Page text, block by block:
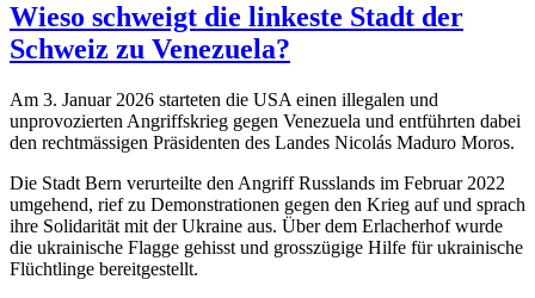
Wieso schweigt die linkeste Stadt der
Schweiz zu Venezuela?
Am 3. Januar 2026 starteten die USA einen illegalen und
unprovozierten Angriffskrieg gegen Venezuela und entführten dabei
den rechtmässigen Präsidenten des Landes Nicolás Maduro Moros.
Die Stadt Bern verurteilte den Angriff Russlands im Februar 2022
umgehend, rief zu Demonstrationen gegen den Krieg auf und sprach
ihre Solidarität mit der Ukraine aus. Über dem Erlacherhof wurde
die ukrainische Flagge gehisst und grosszügige Hilfe für ukrainische
Flüchtlinge bereitgestellt.